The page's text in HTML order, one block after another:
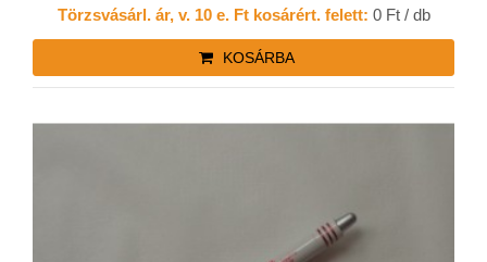
Törzsvásárl. ár, v. 10 e. Ft kosárért. felett: 0 Ft / db
KOSÁRBA